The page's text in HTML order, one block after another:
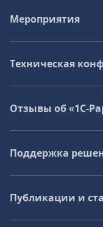
Мероприятия
Техническая
Отзывы об «1С-
Поддержка
Публикации и